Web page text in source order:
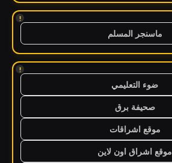
!
ماسنجر المسلم
!
ضوء التعليمي
صحيفة برق
موقع اشراقات
موقع اشراق اون لاين